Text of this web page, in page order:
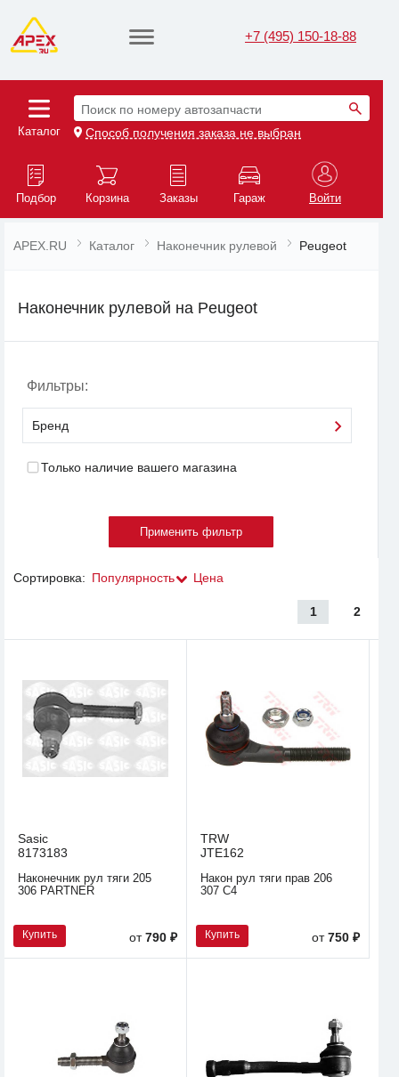
+7 (495) 150-18-88
Каталог
Поиск по номеру автозапчасти
Способ получения заказа не выбран
Подбор Корзина Заказы Гараж Войти
APEX.RU Каталог Наконечник рулевой Peugeot
Наконечник рулевой на Peugeot
Фильтры:
Бренд
Только наличие вашего магазина
Сортировка: Популярность Цена
1 2
Sasic
8173183
Наконечник рул тяги 205
306 PARTNER
Купить от790 ₽
TRW
JTE162
Након рул тяги прав 206
307 C4
Купить от750 ₽